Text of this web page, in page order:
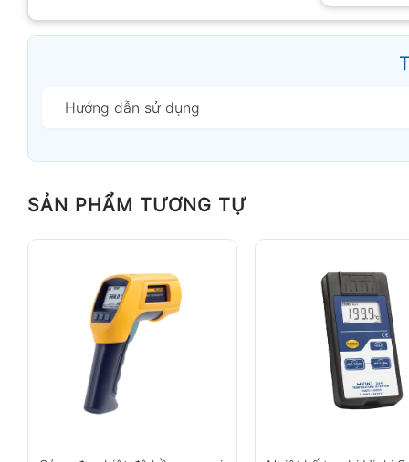
Máy đo
Tính năng nổi bật
Đo nhiệt độ bằng đầu dò Thermocouple loại K
Màn hình LCD kép 5 chữ số
Hướng dẫn sử dụng
SẢN PHẨM TƯƠNG TỰ